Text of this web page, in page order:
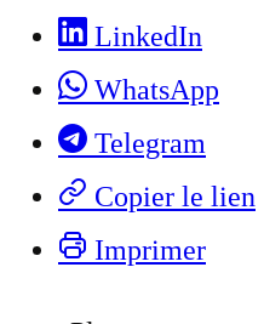
LinkedIn
WhatsApp
Telegram
Copier le lien
Imprimer